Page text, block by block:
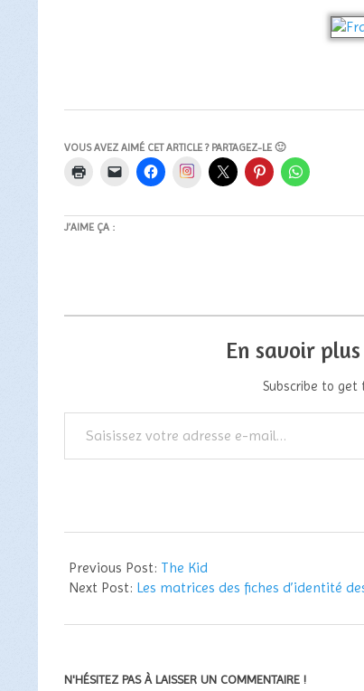
VOUS AVEZ AIMÉ CET ARTICLE ? PARTAGEZ-LE 🙂
Instagram
J’AIME ÇA :
En savoir
Subscribe to
votre
adresse
06-
09
Previous Post: The Kid
Next Post: Les matrices des fiches d’identité
N'HÉSITEZ PAS À LAISSER UN COMMENTAIRE !